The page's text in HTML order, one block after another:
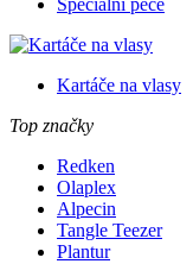
Speciální péče
Kartáče na vlasy
Top značky
Redken
Olaplex
Alpecin
Tangle Teezer
Plantur